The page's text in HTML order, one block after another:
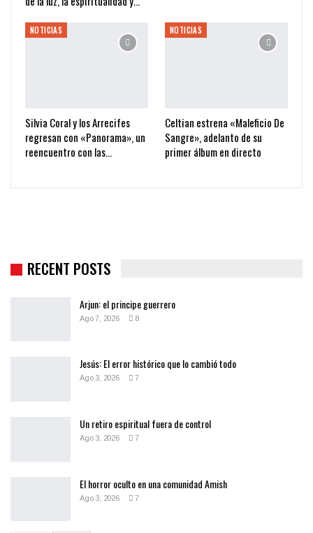
NOTICIAS
Silvia Coral y los Arrecifes
regresan con «Panorama», un
reencuentro con las…
NOTICIAS
Celtian estrena «Maleficio De
Sangre», adelanto de su
primer álbum en directo
RECENT POSTS
Arjun: el principe guerrero
Ago 7, 2026 8
Jesús: El error histórico que lo cambió todo
Ago 3, 2026 7
Un retiro espiritual fuera de control
Ago 3, 2026 7
El horror oculto en una comunidad Amish
Ago 3, 2026 7